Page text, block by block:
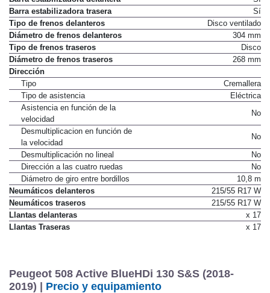
Barra estabilizadora trasera
Sí
Tipo de frenos delanteros
Disco ventilado
Diámetro de frenos delanteros
304 mm
Tipo de frenos traseros
Disco
Diámetro de frenos traseros
268 mm
Dirección
Tipo
Cremallera
Tipo de asistencia
Eléctrica
Asistencia en función de la
velocidad
No
Desmultiplicacion en función de
la velocidad
No
Desmultiplicación no lineal
No
Dirección a las cuatro ruedas
No
Diámetro de giro entre bordillos
10,8 m
Neumáticos delanteros
215/55 R17 W
Neumáticos traseros
215/55 R17 W
Llantas delanteras
x 17
Llantas Traseras
x 17
Peugeot 508 Active BlueHDi 130 S&S (2018-
2019) | Precio y equipamiento